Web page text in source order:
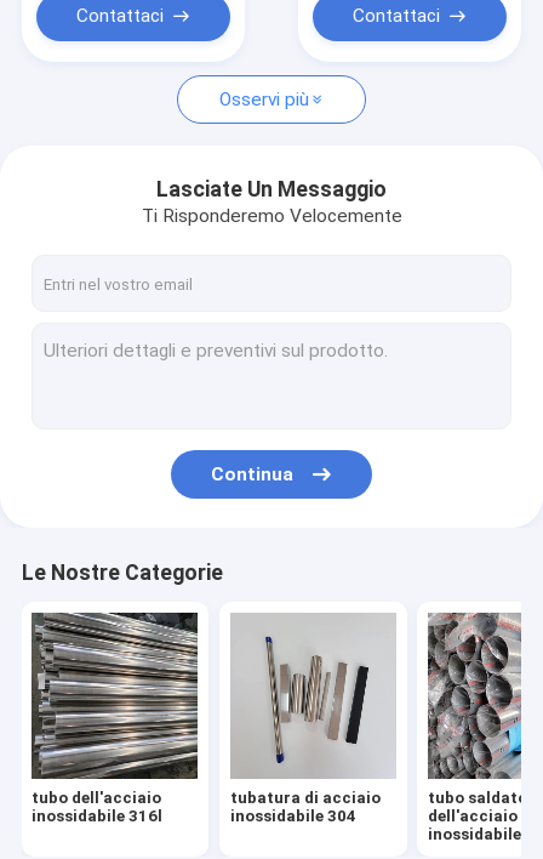
tubo dell'acciaio inossidabile 316l
tubatura di acciaio inossidabile 304
gli ss senza cuciture convogliano
Lamina di metallo dell'acciaio inossidabile
strato di acciaio inossidabile dello specchio
Tubo della lega di alluminio
Strato della lega di alluminio
Bobina della lega di alluminio
montaggi di acciaio inossidabile
Contattaci Contattaci
Osservi più
Lasciate Un Messaggio
Ti Risponderemo Velocemente
Continua
Le Nostre Categorie
tubo dell'acciaio
inossidabile 316l
tubatura di acciaio
inossidabile 304
tubo saldato
dell'acciaio
inossidabile